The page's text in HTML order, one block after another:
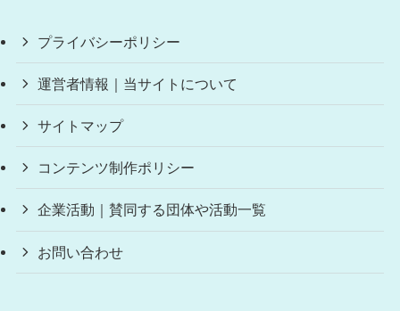
プライバシーポリシー
運営者情報｜当サイトについて
サイトマップ
コンテンツ制作ポリシー
企業活動｜賛同する団体や活動一覧
お問い合わせ